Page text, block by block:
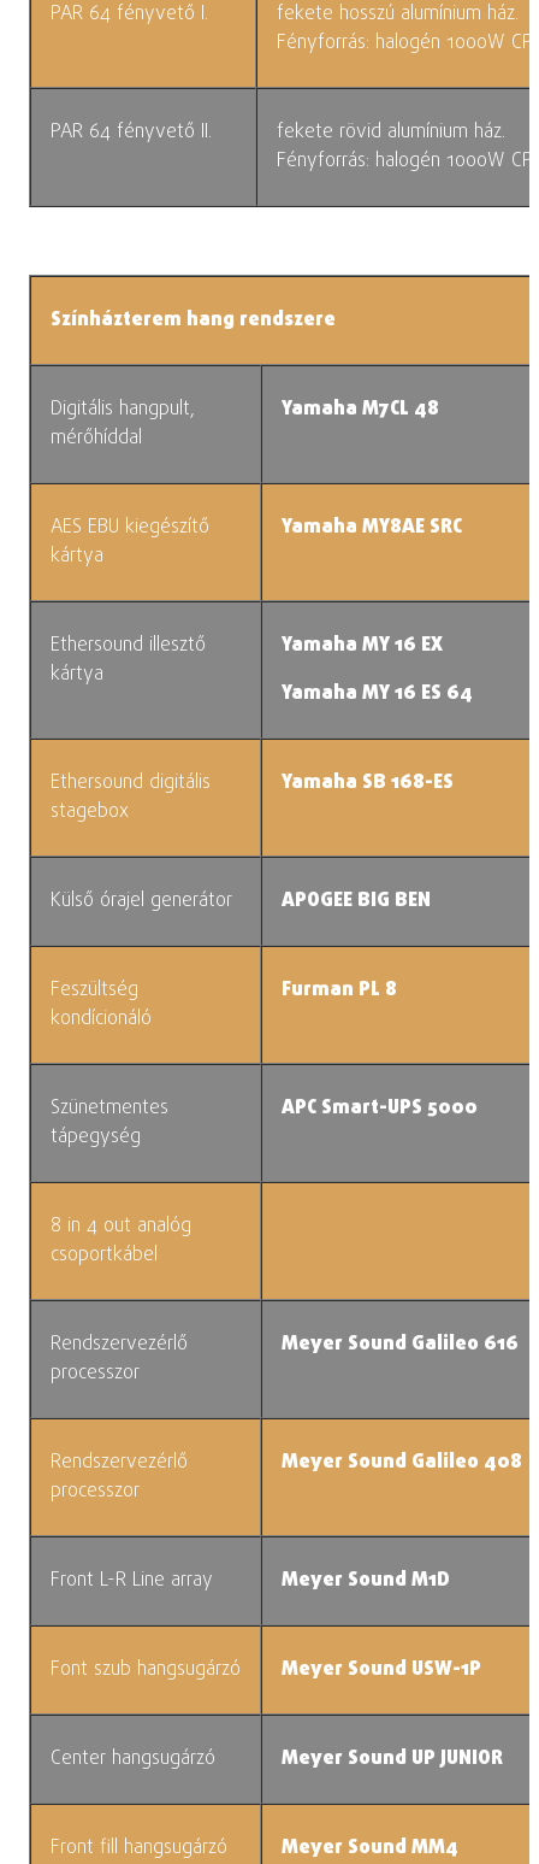
PAR 64 fényvető I.
fekete hosszú alumínium ház.
Fényforrás: halogén 1000W
PAR 64 fényvető II.
fekete rövid alumínium ház.
Fényforrás: halogén 1000W
Színházterem hang rendszere
Digitális hangpult,
mérőhíddal
Yamaha M7CL 48
AES EBU kiegészítő
kártya
Yamaha MY8AE SRC
Ethersound illesztő
kártya
Yamaha MY 16 EX
Yamaha MY 16 ES 64
Ethersound digitális
stagebox
Yamaha SB 168-ES
Külső órajel generátor APOGEE BIG BEN
Feszültség
kondícionáló
Furman PL 8
Szünetmentes
tápegység
APC Smart-UPS 5000
8 in 4 out analóg
csoportkábel
Rendszervezérlő
processzor
Meyer Sound Galileo 616
Rendszervezérlő
processzor
Meyer Sound Galileo 408
Front L-R Line array Meyer Sound M1D
Font szub hangsugárzó Meyer Sound USW-1P
Center hangsugárzó Meyer Sound UP JUNIOR
Front fill hangsugárzó Meyer Sound MM4